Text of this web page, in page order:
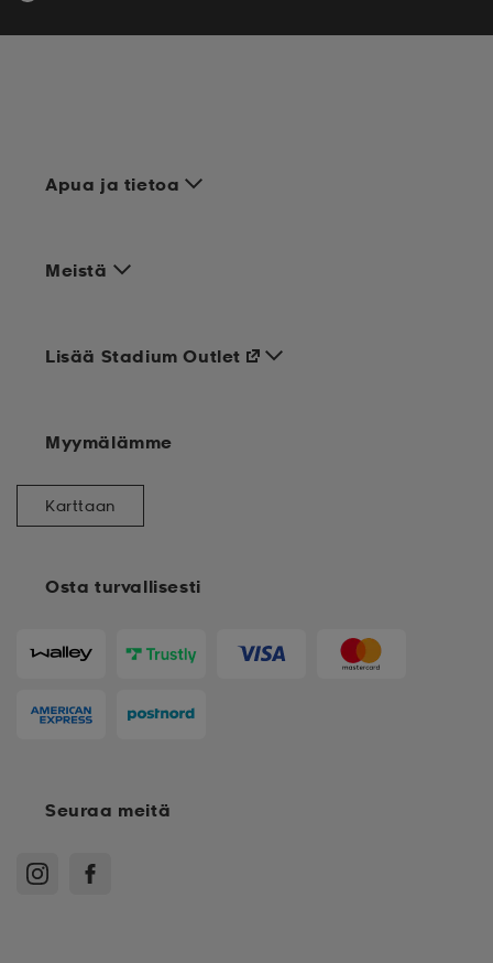
Apua ja tietoa
Meistä
Osta turvallisesti
Lisää Stadium Outlet
Myymälämme
Karttaan
Seuraa meitä